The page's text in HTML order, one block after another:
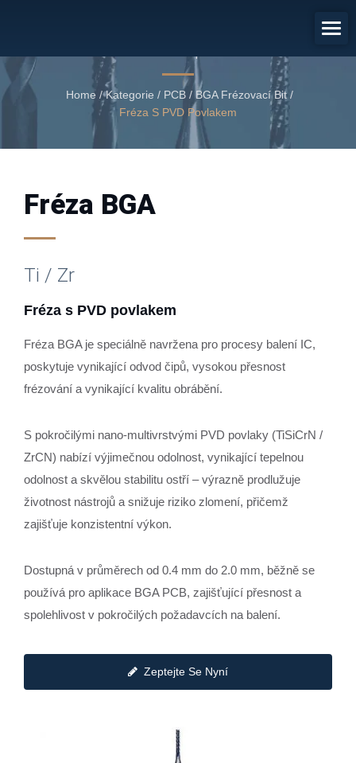
Home / Kategorie / PCB / BGA Frézovací Bit /
Fréza S PVD Povlakem
Fréza BGA
Ti / Zr
Fréza s PVD povlakem
Fréza BGA je speciálně navržena pro procesy balení IC,
poskytuje vynikající odvod čipů, vysokou přesnost
frézování a vynikající kvalitu obrábění.
S pokročilými nano-multivrstvými PVD povlaky (TiSiCrN /
ZrCN) nabízí výjimečnou odolnost, vynikající tepelnou
odolnost a skvělou stabilitu ostří – výrazně prodlužuje
životnost nástrojů a snižuje riziko zlomení, přičemž
zajišťuje konzistentní výkon.
Dostupná v průměrech od 0.4 mm do 2.0 mm, běžně se
používá pro aplikace BGA PCB, zajišťující přesnost a
spolehlivost v pokročilých požadavcích na balení.
Zeptejte Se Nyní